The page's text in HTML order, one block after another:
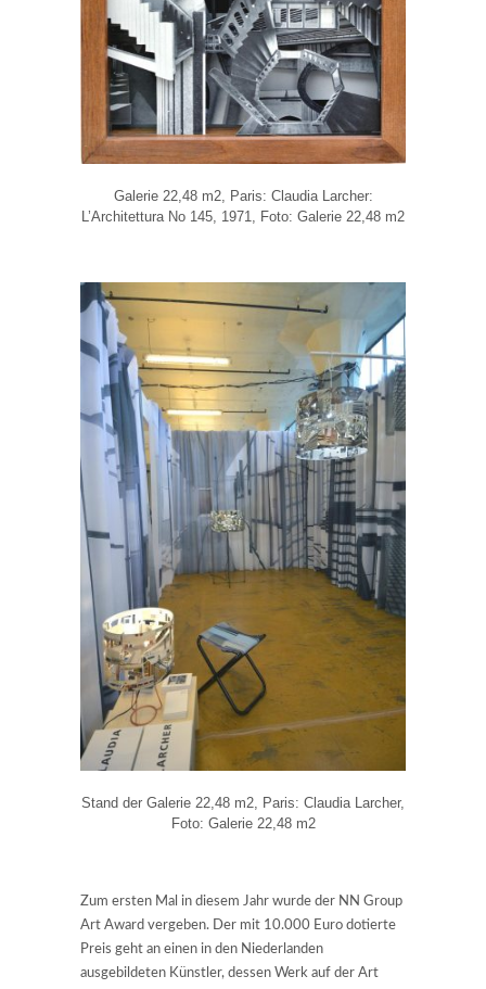
Galerie 22,48 m2, Paris: Claudia Larcher:
L’Architettura No 145, 1971, Foto: Galerie 22,48 m2
Stand der Galerie 22,48 m2, Paris: Claudia Larcher,
Foto: Galerie 22,48 m2
Zum ersten Mal in diesem Jahr wurde der NN Group
Art Award vergeben. Der mit 10.000 Euro dotierte
Preis geht an einen in den Niederlanden
ausgebildeten Künstler, dessen Werk auf der Art